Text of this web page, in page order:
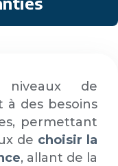
de
des besoins
permettant
de choisir la
, allant de la